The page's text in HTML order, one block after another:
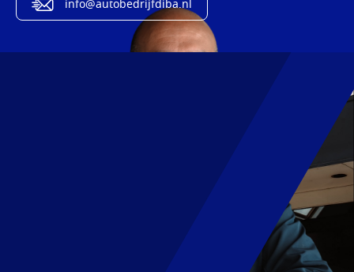
info@autobedrijfdiba.nl